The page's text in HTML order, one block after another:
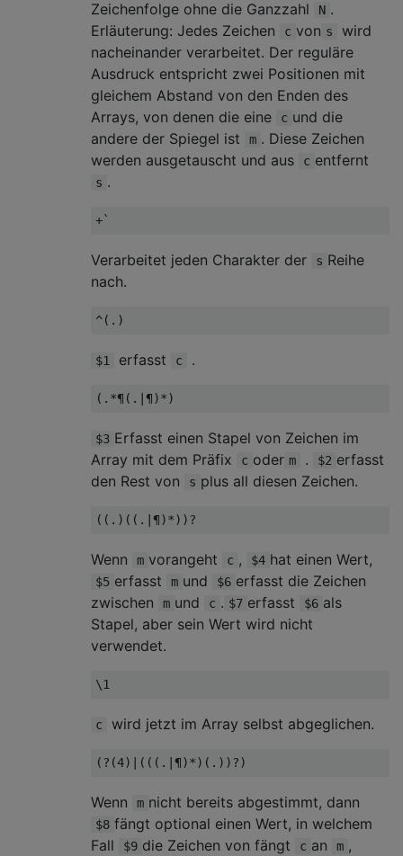
Zeichenfolge ohne die Ganzzahl N .
Erläuterung: Jedes Zeichen
c von s
wird
nacheinander verarbeitet. Der reguläre
Ausdruck entspricht zwei Positionen mit
gleichem Abstand von den Enden des
Arrays, von denen die eine
c und die
andere der Spiegel ist
m . Diese Zeichen
werden ausgetauscht und aus
c entfernt
s .
Verarbeitet jeden Charakter der s Reihe
nach.
$1 erfasst c .
$3 Erfasst einen Stapel von Zeichen im
Array mit dem Präfix
c oder m . $2 erfasst
den Rest von
s plus all diesen Zeichen.
Wenn m vorangeht c , $4 hat einen Wert,
$5 erfasst m und $6 erfasst die Zeichen
zwischen
m und c . $7 erfasst $6 als
Stapel, aber sein Wert wird nicht
verwendet.
c wird jetzt im Array selbst abgeglichen.
Wenn m nicht bereits abgestimmt, dann
$8 fängt optional einen Wert, in welchem
Fall
$9 die Zeichen von fängt c an m ,